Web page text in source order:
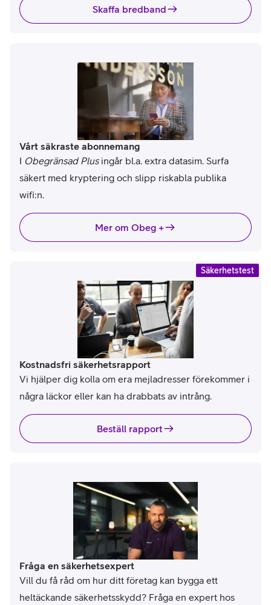
Skaffa bredband
Vårt säkraste abonnemang
I Obegränsad Plusingår bl.a. extra datasim. Surfa
säkert med kryptering och slipp riskabla publika
wifi:n.
Mer om Obeg +
Säkerhetstest
Kostnadsfri säkerhetsrapport
Vi hjälper dig kolla om era mejladresser förekommer i
några läckor eller kan ha drabbats av intrång.
Beställ rapport
Fråga en säkerhetsexpert
Vill du få råd om hur ditt företag kan bygga ett
heltäckande säkerhetsskydd? Fråga en expert hos